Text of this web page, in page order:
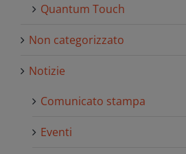
Quantum Touch
Non categorizzato
Notizie
Comunicato stampa
Eventi